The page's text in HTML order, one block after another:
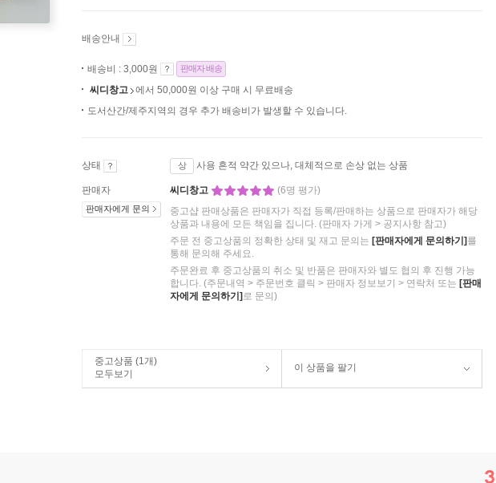
배송안내
배송비 : 3,000원 판매자 배송
씨디창고
에서 50,000원 이상 구매 시 무료배송
도서산간/제주지역의 경우 추가 배송비가 발생할 수 있습니다.
상태 상 사용 흔적 약간 있으나, 대체적으로 손상 없는 상품
판매자
판매자에게 문의
씨디창고
(6명 평가)
중고샵 판매상품은 판매자가 직접 등록/판매하는 상품으로 판매자가 해당
상품과 내용에 모든 책임을 집니다. (판매자 가게 > 공지사항 참고)
주문 전 중고상품의 정확한 상태 및 재고 문의는 [판매자에게 문의하기] 를
통해 문의해 주세요.
주문완료 후 중고상품의 취소 및 반품은 판매자와 별도 협의 후 진행 가능
합니다. (주문내역 > 주문번호 클릭 > 판매자 정보보기 > 연락처 또는 [판매
자에게 문의하기] 로 문의)
중고상품 (1개)
모두보기
이 상품을 팔기